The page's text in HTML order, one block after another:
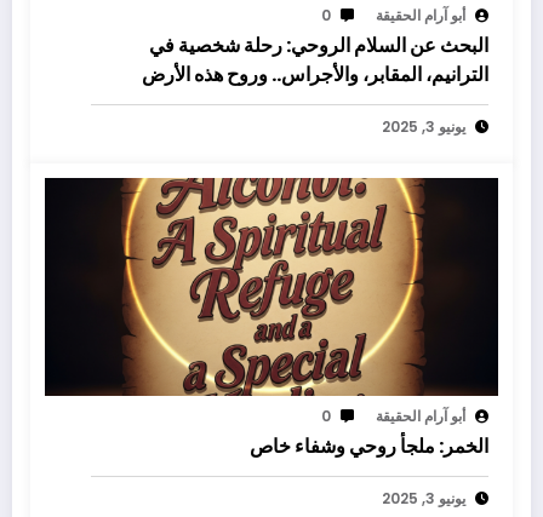
أبو آرام الحقيقة 0
البحث عن السلام الروحي: رحلة شخصية في
الترانيم، المقابر، والأجراس.. وروح هذه الأرض
يونيو 3, 2025
أبو آرام الحقيقة 0
الخمر: ملجأ روحي وشفاء خاص
يونيو 3, 2025